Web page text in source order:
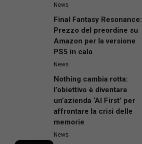
News
Final Fantasy Resonance:
Prezzo del preordine su
Amazon per la versione
PS5 in calo
News
Nothing cambia rotta:
l’obiettivo è diventare
un’azienda ‘AI First’ per
affrontare la crisi delle
memorie
News